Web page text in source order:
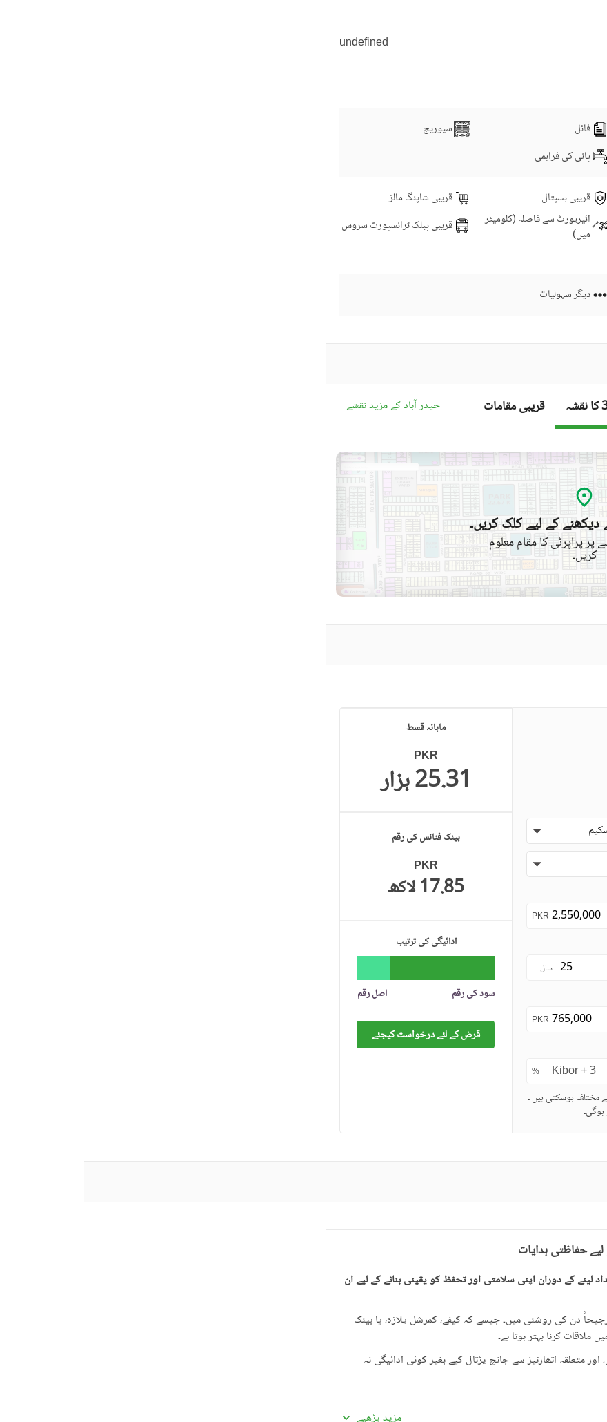
undefined
فائل
سیوریج
پانی کی فراہمی
قریبی ہسپتال
قریبی شاپنگ مالز
ائیرپورٹ سے فاصلہ (کلومیٹر
میں)
قریبی پبلک ٹرانسپورٹ سروس
دیگر سہولیات
قریبی مقامات حیدر آباد کے مزید نقشے
کے لیے کلک کریں۔
پراپرٹی کا مقام معلوم
کریں۔
PKR
سال
PKR
%
مختلف ہوسکتی ہیں ۔
ماہانہ قسط
PKR
25.31 ہزار
بینک فنانس کی رقم
PKR
17.85 لاکھ
ادائیگی کی ترتیب
سود کی رقم اصل رقم
قرض کے لئے درخواست کیجئے
حفاظتی ہدایات
لینے کے دوران اپنی سلامتی اور تحفظ کو یقینی بنانے کے لیے ان
دن کی روشنی میں۔ جیسے کہ کیفے، کمرشل پلازہ، یا بینک
کرنا بہتر ہوتا ہے۔
متعلقہ اتھارٹیز سے جانچ پڑتال کیے بغیر کوئی ادائیگی نہ
سے تفصیلات کا موازنہ ضرور کریں۔
مزید پڑھیے